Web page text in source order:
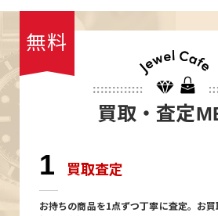
無料
買取・査定
1 買取査定
お持ちの商品を1点ずつ丁寧に査定。お買